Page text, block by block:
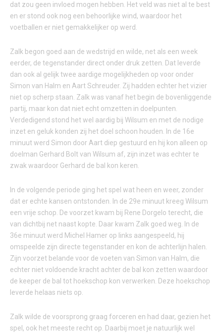
dat zou geen invloed mogen hebben. Het veld was niet al te best
en er stond ook nog een behoorlijke wind, waardoor het
voetballen er niet gemakkelijker op werd.
Zalk begon goed aan de wedstrijd en wilde, net als een week
eerder, de tegenstander direct onder druk zetten. Dat leverde
dan ook al gelijk twee aardige mogelijkheden op voor onder
Simon van Halm en Aart Schreuder. Zij hadden echter het vizier
niet op scherp staan. Zalk was vanaf het begin de bovenliggende
partij, maar kon dat niet echt omzetten in doelpunten.
Verdedigend stond het wel aardig bij Wilsum en met de nodige
inzet en geluk konden zij het doel schoon houden. In de 16e
minuut werd Simon door Aart diep gestuurd en hij kon alleen op
doelman Gerhard Bolt van Wilsum af, zijn inzet was echter te
zwak waardoor Gerhard de bal kon keren.
In de volgende periode ging het spel wat heen en weer, zonder
dat er echte kansen ontstonden. In de 29e minuut kreeg Wilsum
een vrije schop. De voorzet kwam bij Rene Dorgelo terecht, die
van dichtbij net naast kopte. Daar kwam Zalk goed weg. In de
36e minuut werd Michel Hamer op links aangespeeld, hij
omspeelde zijn directe tegenstander en kon de achterlijn halen.
Zijn voorzet belande voor de voeten van Simon van Halm, die
echter niet voldoende kracht achter de bal kon zetten waardoor
de keeper de bal tot hoekschop kon verwerken. Deze hoekschop
leverde helaas niets op.
Zalk wilde de voorsprong graag forceren en had daar, gezien het
spel, ook het meeste recht op. Daarbij moet je natuurlijk wel